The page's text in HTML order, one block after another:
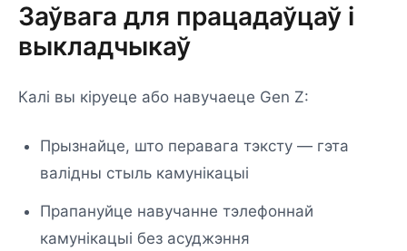
Заўвага для працадаўцаў і
выкладчыкаў
Калі вы кіруеце або навучаеце Gen Z:
Прызнайце, што перавага тэксту — гэта
валідны стыль камунікацыі
Прапануйце навучанне тэлефоннай
камунікацыі без асуджэння